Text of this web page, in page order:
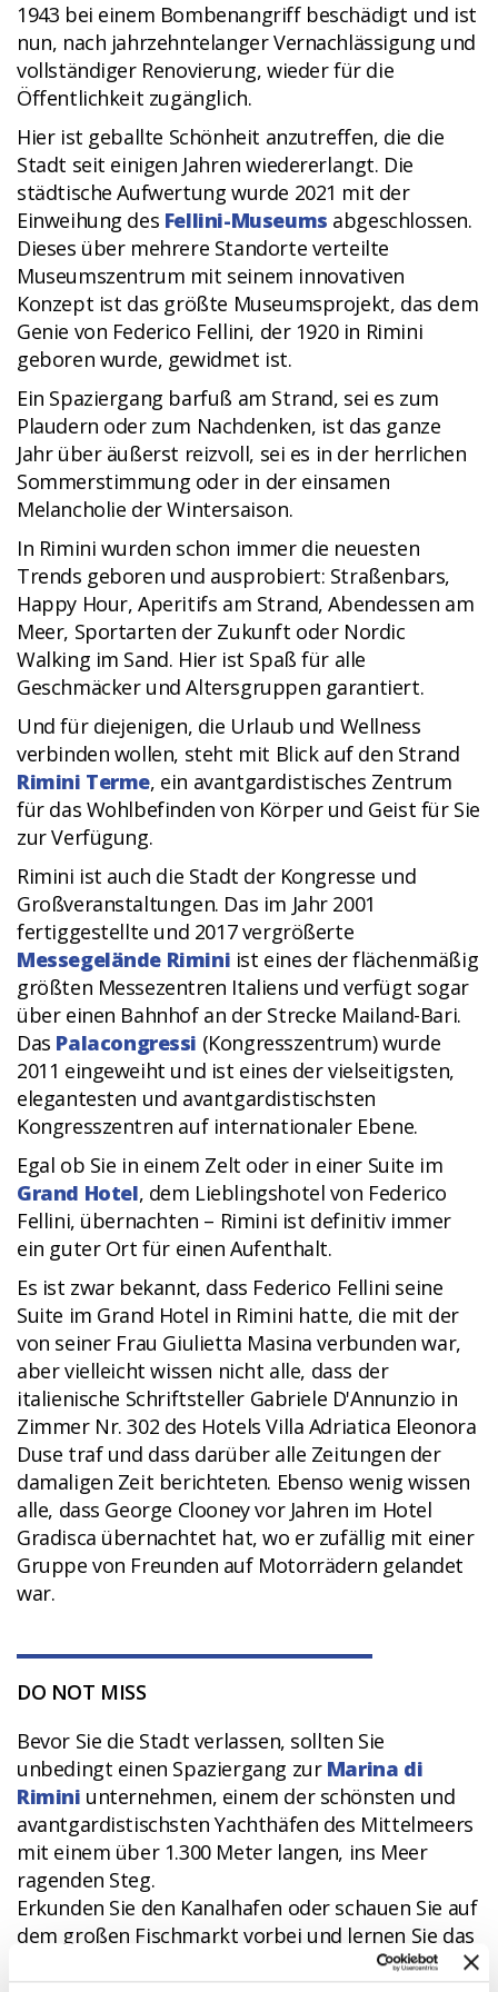
1943 bei einem Bombenangriff beschädigt und ist
nun, nach jahrzehntelanger Vernachlässigung und
vollständiger Renovierung, wieder für die
Öffentlichkeit zugänglich.
Hier ist geballte Schönheit anzutreffen, die die
Stadt seit einigen Jahren wiedererlangt. Die
städtische Aufwertung wurde 2021 mit der
Einweihung des Fellini-Museums abgeschlossen.
Dieses über mehrere Standorte verteilte
Museumszentrum mit seinem innovativen
Konzept ist das größte Museumsprojekt, das dem
Genie von Federico Fellini, der 1920 in Rimini
geboren wurde, gewidmet ist.
Ein Spaziergang barfuß am Strand, sei es zum
Plaudern oder zum Nachdenken, ist das ganze
Jahr über äußerst reizvoll, sei es in der herrlichen
Sommerstimmung oder in der einsamen
Melancholie der Wintersaison.
In Rimini wurden schon immer die neuesten
Trends geboren und ausprobiert: Straßenbars,
Happy Hour, Aperitifs am Strand, Abendessen am
Meer, Sportarten der Zukunft oder Nordic
Walking im Sand. Hier ist Spaß für alle
Geschmäcker und Altersgruppen garantiert.
Und für diejenigen, die Urlaub und Wellness
verbinden wollen, steht mit Blick auf den Strand
Rimini Terme, ein avantgardistisches Zentrum
für das Wohlbefinden von Körper und Geist für Sie
zur Verfügung.
Rimini ist auch die Stadt der Kongresse und
Großveranstaltungen. Das im Jahr 2001
fertiggestellte und 2017 vergrößerte
Messegelände Rimini ist eines der flächenmäßig
größten Messezentren Italiens und verfügt sogar
über einen Bahnhof an der Strecke Mailand-Bari.
Das Palacongressi (Kongresszentrum) wurde
2011 eingeweiht und ist eines der vielseitigsten,
elegantesten und avantgardistischsten
Kongresszentren auf internationaler Ebene.
Egal ob Sie in einem Zelt oder in einer Suite im
Grand Hotel, dem Lieblingshotel von Federico
Fellini, übernachten – Rimini ist definitiv immer
ein guter Ort für einen Aufenthalt.
Es ist zwar bekannt, dass Federico Fellini seine
Suite im Grand Hotel in Rimini hatte, die mit der
von seiner Frau Giulietta Masina verbunden war,
aber vielleicht wissen nicht alle, dass der
italienische Schriftsteller Gabriele D'Annunzio in
Zimmer Nr. 302 des Hotels Villa Adriatica Eleonora
Duse traf und dass darüber alle Zeitungen der
damaligen Zeit berichteten. Ebenso wenig wissen
alle, dass George Clooney vor Jahren im Hotel
Gradisca übernachtet hat, wo er zufällig mit einer
Gruppe von Freunden auf Motorrädern gelandet
war.
DO NOT MISS
Bevor Sie die Stadt verlassen, sollten Sie
unbedingt einen Spaziergang zur Marina di
Rimini unternehmen, einem der schönsten und
avantgardistischsten Yachthäfen des Mittelmeers
mit einem über 1.300 Meter langen, ins Meer
ragenden Steg.
Erkunden Sie den Kanalhafen oder schauen Sie auf
dem großen Fischmarkt vorbei und lernen Sie das
Leben und die Traditionen der Bootsleute und